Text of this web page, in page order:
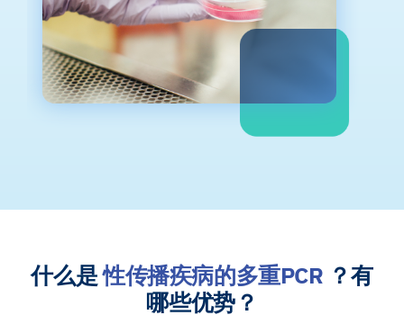
什么是性传播疾病的多重PCR ？有
哪些优势？